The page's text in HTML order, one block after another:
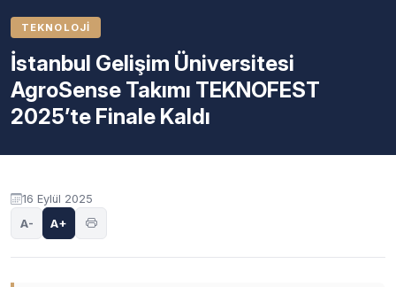
TEKNOLOJI
İstanbul Gelişim Üniversitesi
AgroSense Takımı TEKNOFEST
2025’te Finale Kaldı
16 Eylül 2025
A- A+